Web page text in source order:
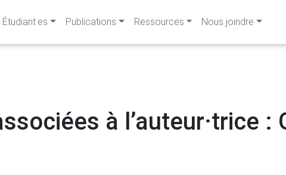
Étudiant·es Publications Ressources Nous joindre
à l’auteur·trice :